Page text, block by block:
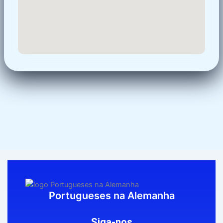
Portugueses na Alemanha